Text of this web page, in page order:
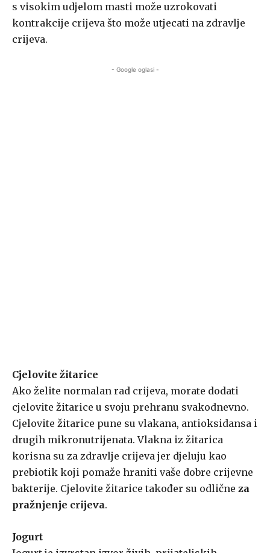
s visokim udjelom masti može uzrokovati
kontrakcije crijeva što može utjecati na zdravlje
crijeva.
- Google oglasi -
Cjelovite žitarice
Ako želite normalan rad crijeva, morate dodati
cjelovite žitarice u svoju prehranu svakodnevno.
Cjelovite žitarice pune su vlakana, antioksidansa i
drugih mikronutrijenata. Vlakna iz žitarica
korisna su za zdravlje crijeva jer djeluju kao
prebiotik koji pomaže hraniti vaše dobre crijevne
bakterije. Cjelovite žitarice također su odlične za
pražnjenje crijeva.
Jogurt